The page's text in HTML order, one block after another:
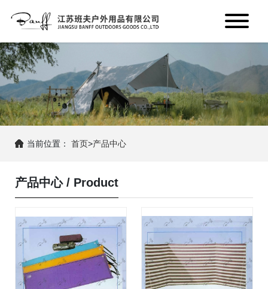
当前位置：首页>产品中心
产品中心 / Product